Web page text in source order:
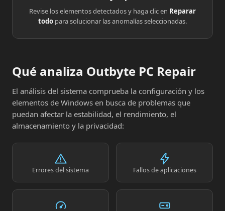
Revise los elementos detectados y haga clic en Reparar
todo para solucionar las anomalías seleccionadas.
Qué analiza Outbyte PC Repair
El análisis del sistema comprueba la configuración y los
elementos de Windows en busca de problemas que
puedan afectar la estabilidad, el rendimiento, el
almacenamiento y la privacidad:
Errores del sistema Fallos de aplicaciones